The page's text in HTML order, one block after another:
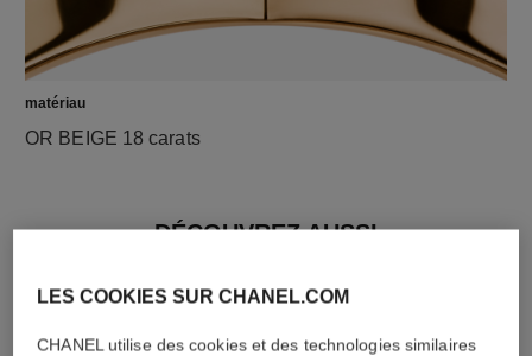
matériau
OR BEIGE 18 carats
DÉCOUVREZ AUSSI
LES COOKIES SUR CHANEL.COM
CHANEL utilise des cookies et des technologies similaires